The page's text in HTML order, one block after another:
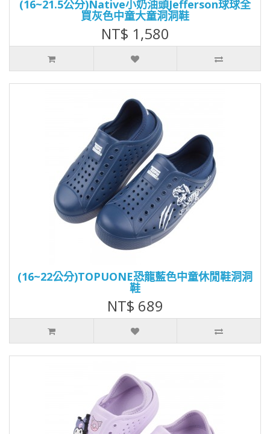
(16~21.5公分)Native小奶油頭Jefferson球球全
買灰色中童大童洞洞鞋
NT$ 1,580
(16~22公分)TOPUONE恐龍藍色中童休閒鞋洞洞
鞋
NT$ 689